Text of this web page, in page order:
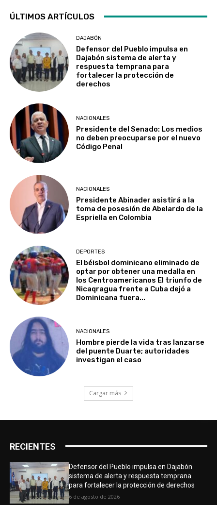
ÚLTIMOS ARTÍCULOS
DAJABÓN
Defensor del Pueblo impulsa en
Dajabón sistema de alerta y
respuesta temprana para
fortalecer la protección de
derechos
NACIONALES
Presidente del Senado: Los medios
no deben preocuparse por el nuevo
Código Penal
NACIONALES
Presidente Abinader asistirá a la
toma de posesión de Abelardo de la
Espriella en Colombia
DEPORTES
El béisbol dominicano eliminado de
optar por obtener una medalla en
los Centroamericanos El triunfo de
Nicaqragua frente a Cuba dejó a
Dominicana fuera...
NACIONALES
Hombre pierde la vida tras lanzarse
del puente Duarte; autoridades
investigan el caso
Cargar más
RECIENTES
Defensor del Pueblo impulsa en Dajabón
sistema de alerta y respuesta temprana
para fortalecer la protección de derechos
6 de agosto de 2026